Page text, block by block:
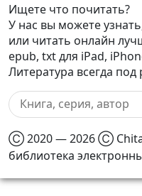
Ищете что почитать?
У нас вы можете
или читать онлайн
epub, txt для iPad,
Литература всегда под
Ⓒ 2020 — 2026 Ⓒ
библиотека